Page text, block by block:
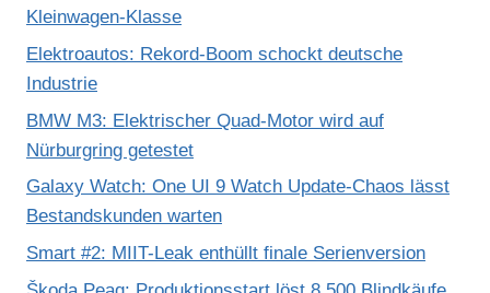
Kleinwagen-Klasse
Elektroautos: Rekord-Boom schockt deutsche
Industrie
BMW M3: Elektrischer Quad-Motor wird auf
Nürburgring getestet
Galaxy Watch: One UI 9 Watch Update-Chaos lässt
Bestandskunden warten
Smart #2: MIIT-Leak enthüllt finale Serienversion